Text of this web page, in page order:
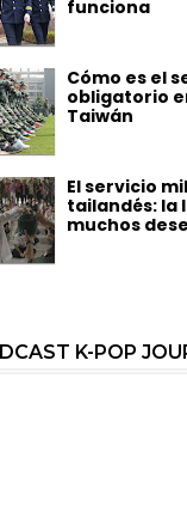
funciona
Cómo es el
obligatorio
Taiwán
El servicio
tailandés: la
muchos
K-POP